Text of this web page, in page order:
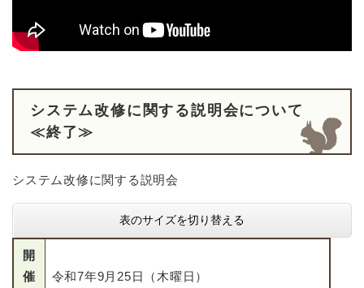
システム改修に関する説明会について
≪終了≫
システム改修に関する説明会
表のサイズを切り替える
開
催
令和7年9月25日（木曜日）